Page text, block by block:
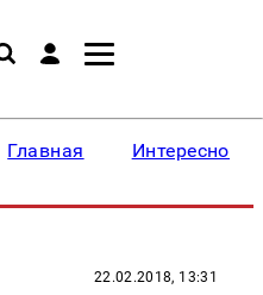
Главная Интересное
22.02.2018, 13:31